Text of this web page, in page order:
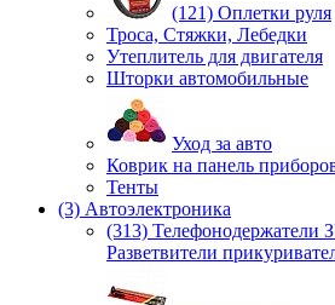
(121) Оплетки руля
Троса, Стяжки, Лебедки
Утеплитель для двигателя
Шторки автомобильные
Уход за авто
Коврик на панель
Тенты
(3) Автоэлектроника
(313) Телефонодержатели
Разветвители